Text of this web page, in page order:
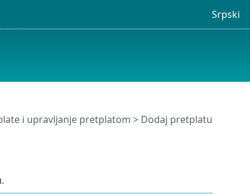
Srpski
i upravljanje pretplatom > Dodaj pretplatu